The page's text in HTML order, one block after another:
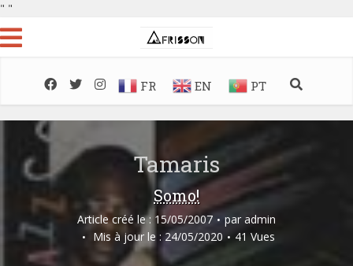
" "
FR EN PT
Tamaris
Somo!
Article créé le : 15/05/2007 par admin
Mis à jour le : 24/05/2020
41 Vues